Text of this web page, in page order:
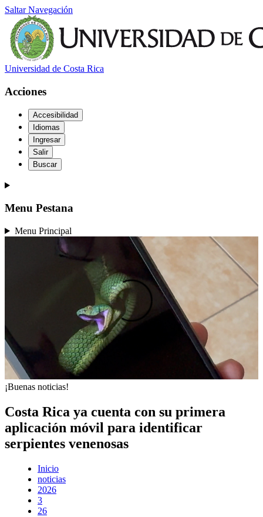
Saltar Navegación
Universidad de Costa Rica
Acciones
Accesibilidad
Idiomas
Ingresar
Salir
Buscar
Menu Pestana
Menu Principal
¡Buenas noticias!
Costa Rica ya cuenta con su primera
aplicación móvil para identificar
serpientes venenosas
Inicio
noticias
2026
3
26